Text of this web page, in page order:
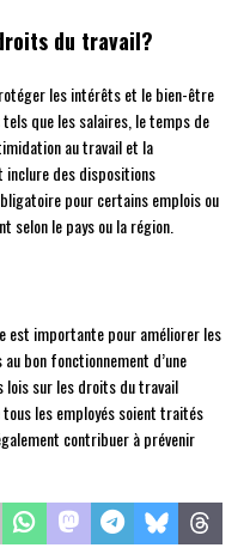
du travail?
les intérêts et le bien-être
que les salaires, le temps de
au travail et la
inclure des dispositions
pour certains emplois ou
selon le pays ou la région.
est importante pour améliorer les
bon fonctionnement d’une
lois sur les droits du travail
les employés soient traités
contribuer à prévenir